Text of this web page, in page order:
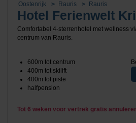
Oostenrijk Rauris Rauris
Hotel Ferienwelt
Comfortabel 4-sterrenhotel met wellness
centrum van Rauris.
600m tot centrum
400m tot skilift
400m tot piste
halfpension
Tot 6 weken voor vertrek gratis